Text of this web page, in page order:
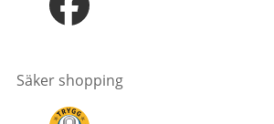
öppnas i nytt fönster
Säker shopping